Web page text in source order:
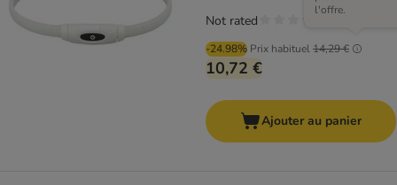
-24.98% Prix habituel14,29 €
l'offre.
10,72 €
Not rated
Ajouter au panier